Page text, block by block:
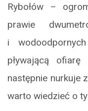
Rybołów –
prawie
i
pływającą
następnie nurkuje
warto wiedzieć o